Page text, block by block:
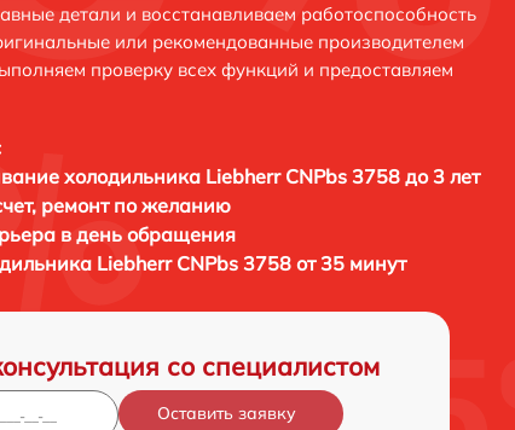
детали и восстанавливаем работоспособность
или рекомендованные производителем
проверку всех функций и предоставляем
холодильника Liebherr CNPbs 3758 до 3 лет
ремонт по желанию
в день обращения
Liebherr CNPbs 3758 от 35 минут
со специалистом
Оставить заявку